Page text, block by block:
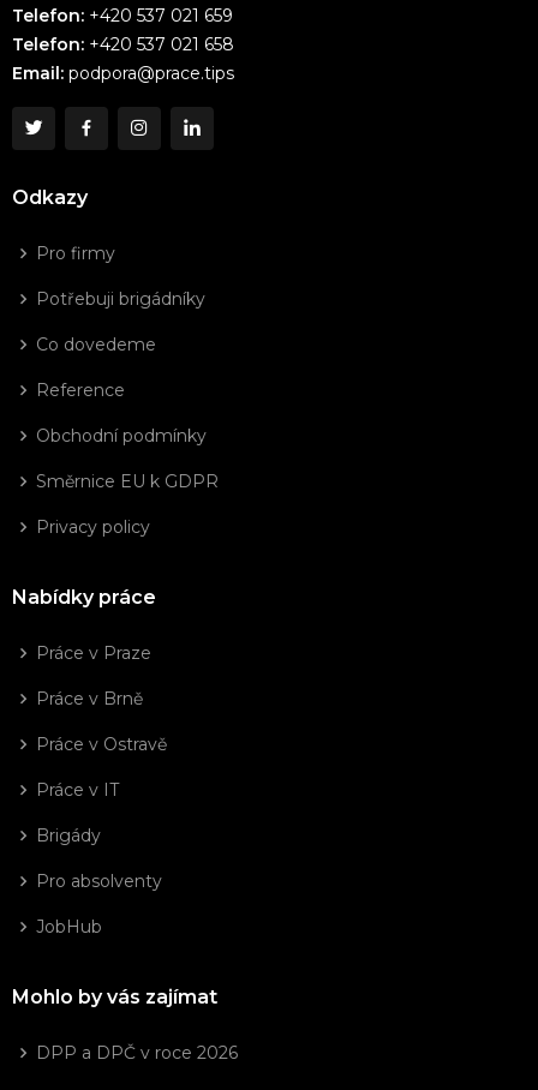
Telefon: +420 537 021 659
Telefon: +420 537 021 658
Email: podpora@prace.tips
Odkazy
Pro firmy
Potřebuji brigádníky
Co dovedeme
Reference
Obchodní podmínky
Směrnice EU k GDPR
Privacy policy
Nabídky práce
Práce v Praze
Práce v Brně
Práce v Ostravě
Práce v IT
Brigády
Pro absolventy
JobHub
Mohlo by vás zajímat
DPP a DPČ v roce 2026